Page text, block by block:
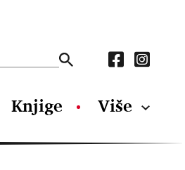
Knjige Više